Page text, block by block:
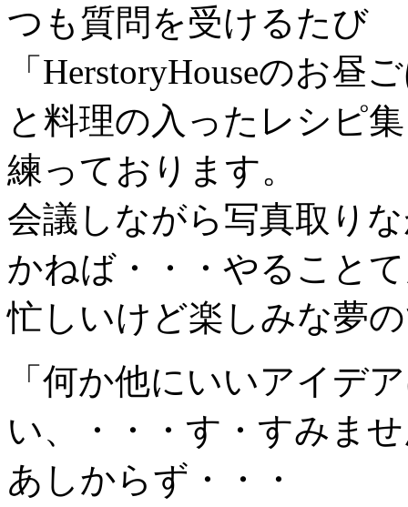
つも質問を受けるたび
「HerstoryHouseのお
と料理の入ったレシピ
練っております。
会議しながら写真取り
かねば・・・やること
忙しいけど楽しみな夢
「何か他にいいアイデ
い、・・・す・すみま
あしからず・・・